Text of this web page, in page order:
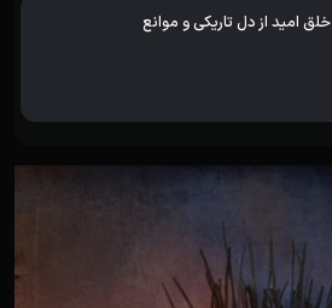
خلق امید از دل تاریکی و موانع